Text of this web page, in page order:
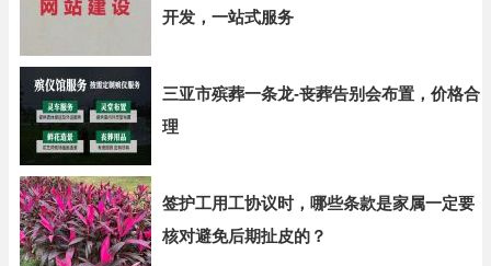
开发，一站式服务
三亚市殡葬一条龙-丧葬告别会布置，价格合
理
签护工用工协议时，哪些条款是家属一定要
核对避免后期扯皮的？